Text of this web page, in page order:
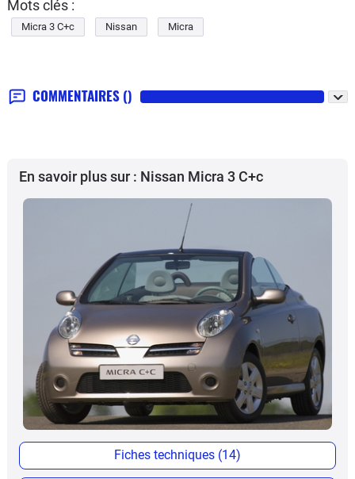
Mots clés :
Micra 3 C+c Nissan Micra
COMMENTAIRES ()
En savoir plus sur : Nissan Micra 3 C+c
Fiches techniques (14)